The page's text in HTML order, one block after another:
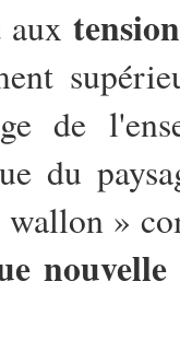
aux
de
du
»
nouvelle